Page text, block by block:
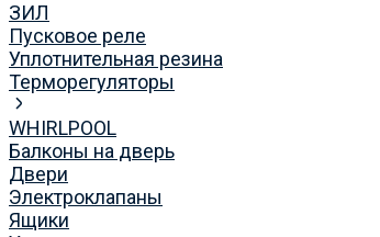
ЗИЛ
Пусковое реле
Уплотнительная резина
Терморегуляторы
WHIRLPOOL
Балконы на дверь
Двери
Электроклапаны
Ящики